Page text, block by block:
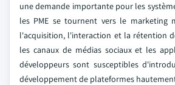
une demande importante pour les
les PME se tournent vers le marketing
l'acquisition, l'interaction et la rétention
les canaux de médias sociaux et les
développeurs sont susceptibles
développement de plateformes